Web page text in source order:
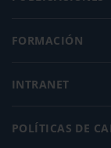
FORMACIÓN
INTRANET
POLÍTICAS DE